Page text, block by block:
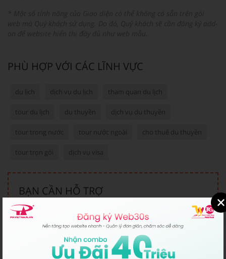
PHÙ HỢP VỚI CÁC LĨNH VỰC
du lịch dịch vụ du lịch tham quan du lịch
tour du lịch du thuyền dịch vụ du thuyền
tour trong nước tour nước ngoài cho thuê du thuyền
tour trọn gói dịch vụ visa
BẠN CẦN HỖ TRỢ
Kinh Doanh Hồ Chí Minh:
028-22317777
Kinh Doanh Hà Nội:
024-22317777